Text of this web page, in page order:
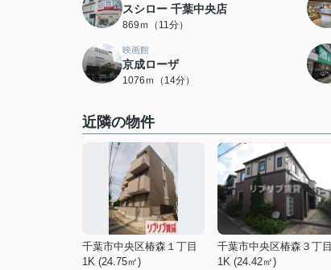
スシロー 千葉中央店
869ｍ（11分）
映画館
京成ローザ
1076ｍ（14分）
近隣の物件
千葉市中央区椿森１丁目
1K (24.75㎡)
千葉市中央区椿森３丁目
1K (24.42㎡)